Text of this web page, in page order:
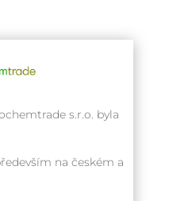
s.r.o. byla
na českém a